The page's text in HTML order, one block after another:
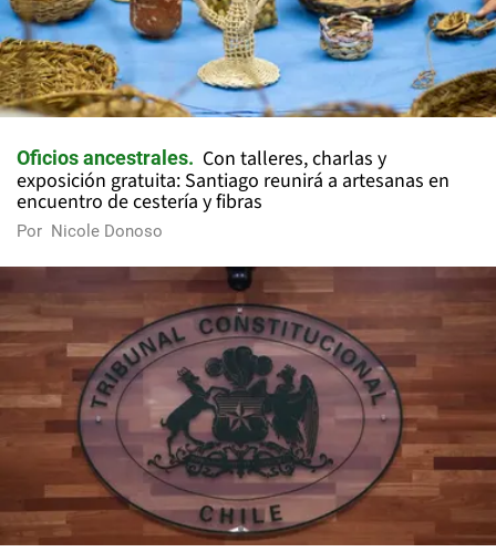
Oficios ancestrales
Con talleres, charlas y
exposición gratuita: Santiago reunirá a artesanas en
encuentro de cestería y fibras
Por Nicole Donoso